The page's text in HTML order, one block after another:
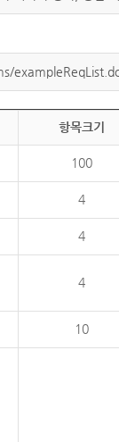
항목크기
100
4
4
4
10